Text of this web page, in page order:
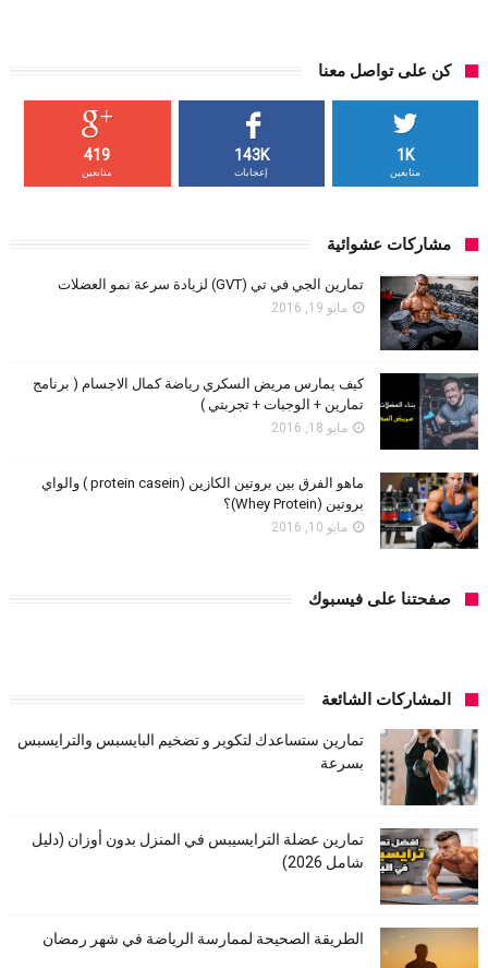
كن على تواصل معنا
1K
متابعين
143K
إعجابات
419
متابعين
مشاركات عشوائية
تمارين الجي في تي (GVT) لزيادة سرعة نمو العضلات
مايو 19, 2016
كيف يمارس مريض السكري رياضة كمال الاجسام ( برنامج
تمارين + الوجبات + تجربتي )
مايو 18, 2016
ماهو الفرق بين بروتين الكازين (protein casein ) والواي
بروتين (Whey Protein)؟
مايو 10, 2016
صفحتنا على فيسبوك
المشاركات الشائعة
تمارين ستساعدك لتكوير و تضخيم البايسبس والترايسبس
بسرعة
تمارين عضلة الترايسيبس في المنزل بدون أوزان (دليل
شامل 2026)
الطريقة الصحيحة لممارسة الرياضة في شهر رمضان